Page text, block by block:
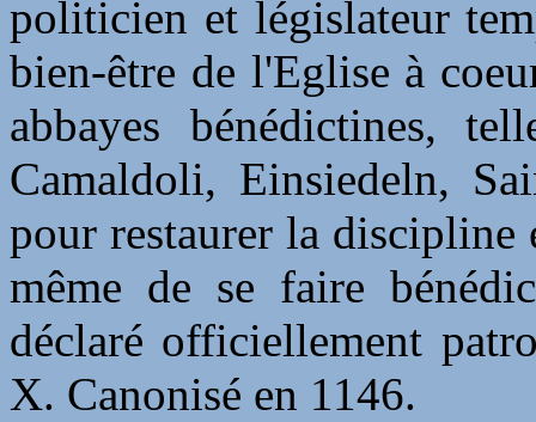
politicien et législateur
bien-être de l'Eglise à
abbayes bénédictines,
Camaldoli, Einsiedeln,
pour restaurer la discipline
même de se faire
déclaré officiellement
X. Canonisé en 1146.